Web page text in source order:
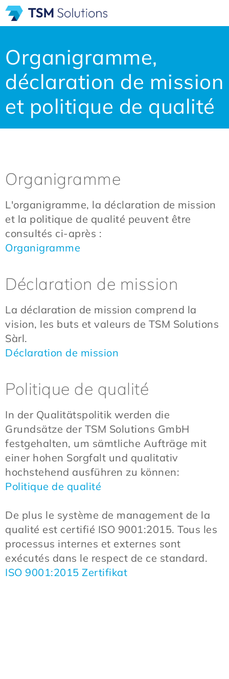
Organigramme,
déclaration de mission
et politique de qualité
Organigramme
L'organigramme, la déclaration de mission
et la politique de qualité peuvent être
consultés ci-après :
Organigramme
Déclaration de mission
La déclaration de mission comprend la
vision, les buts et valeurs de TSM Solutions
Sàrl.
Déclaration de mission
Politique de qualité
In der Qualitätspolitik werden die
Grundsätze der TSM Solutions GmbH
festgehalten, um sämtliche Aufträge mit
einer hohen Sorgfalt und qualitativ
hochstehend ausführen zu können:
Politique de qualité
De plus le système de management de la
qualité est certifié ISO 9001:2015. Tous les
processus internes et externes sont
exécutés dans le respect de ce standard.
ISO 9001:2015 Zertifikat